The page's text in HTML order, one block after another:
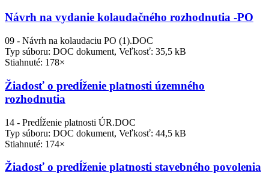
Návrh na vydanie kolaudačného rozhodnutia -PO
09 - Návrh na kolaudaciu PO (1).DOC
Typ súboru: DOC dokument, Veľkosť: 35,5 kB
Stiahnuté: 178×
Žiadosť o predĺženie platnosti územného
rozhodnutia
14 - Predĺženie platnosti ÚR.DOC
Typ súboru: DOC dokument, Veľkosť: 44,5 kB
Stiahnuté: 174×
Žiadosť o predĺženie platnosti stavebného povolenia